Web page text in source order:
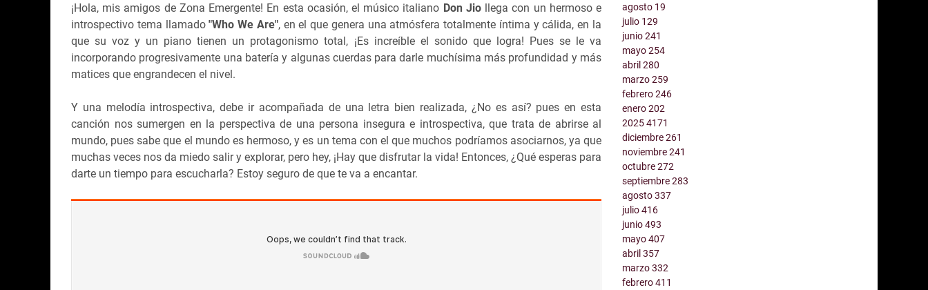
¡Hola, mis amigos de Zona Emergente! En esta ocasión, el músico italiano Don Jiollega con un hermoso e
introspectivo tema llamado"Who We Are", en el que genera una atmósfera totalmente íntima y cálida, en la
que su voz y un piano tienen un protagonismo total, ¡Es increíble el sonido que logra! Pues se le va
incorporando progresivamente una batería y algunas cuerdas para darle muchísima más profundidad y más
matices que engrandecen el nivel.
Y una melodía introspectiva, debe ir acompañada de una letra bien realizada, ¿No es así? pues en esta
canción nos sumergen en la perspectiva de una persona insegura e introspectiva, que trata de abrirse al
mundo, pues sabe que el mundo es hermoso, y es un tema con el que muchos podríamos asociarnos, ya que
muchas veces nos da miedo salir y explorar, pero hey, ¡Hay que disfrutar la vida! Entonces, ¿Qué esperas para
darte un tiempo para escucharla? Estoy seguro de que te va a encantar.
agosto 19
julio 129
junio241
mayo254
abril280
marzo259
febrero246
enero202
20254171
diciembre261
noviembre241
octubre272
septiembre283
agosto337
julio416
junio493
mayo407
abril357
marzo332
febrero411